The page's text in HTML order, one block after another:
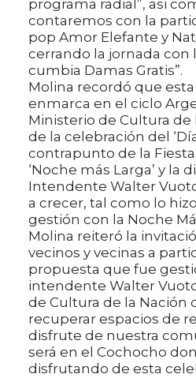
programa radial”, asi
contaremos con la
pop Amor Elefante y
cerrando la jornada con
cumbia Damas Gratis”.
Molina recordó que esta
enmarca en el ciclo
Ministerio de Cultura de
de la celebración del
contrapunto de la
‘Noche más Larga’ y la
Intendente Walter
a crecer, tal como lo
gestión con la Noche
Molina reiteró la
vecinos y vecinas a
propuesta que fue
intendente Walter
de Cultura de la Nación
recuperar espacios de
disfrute de nuestra
será en el Cochocho
disfrutando de esta